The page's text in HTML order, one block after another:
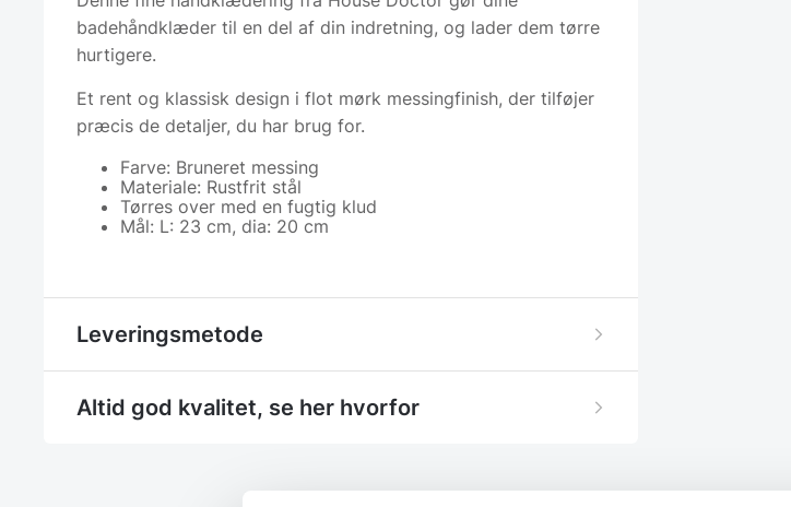
badehåndklæder til en del af din indretning, og lader dem tørre
hurtigere.
Et rent og klassisk design i flot mørk messingfinish, der tilføjer
præcis de detaljer, du har brug for.
Farve: Bruneret messing
Materiale: Rustfrit stål
Tørres over med en fugtig klud
Mål: L: 23 cm, dia: 20 cm
Leveringsmetode
Altid god kvalitet, se her hvorfor